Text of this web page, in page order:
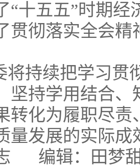
“十五五”时期
贯彻落实全会
将持续把学习贯
坚持学用结合
转化为履职尽
量发展的实际
编辑：田梦